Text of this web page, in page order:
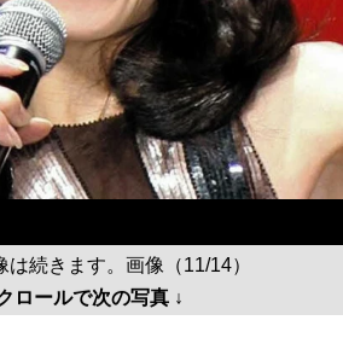
は続きます。画像（11/14）
ロールで次の写真 ↓